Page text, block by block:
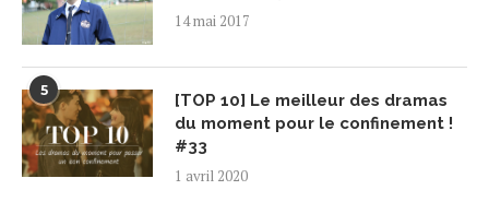
14 mai 2017
5
[TOP 10] Le meilleur des dramas
du moment pour le confinement !
#33
1 avril 2020